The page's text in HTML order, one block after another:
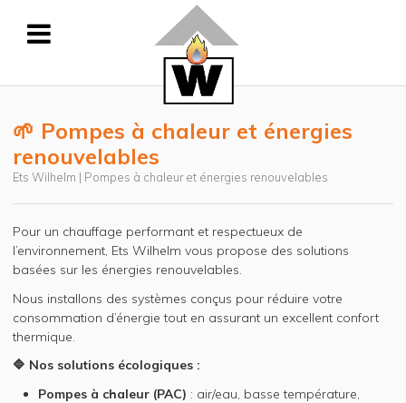
🌱 Pompes à chaleur et énergies
renouvelables
Ets Wilhelm | Pompes à chaleur et énergies renouvelables
Pour un chauffage performant et respectueux de
l’environnement, Ets Wilhelm vous propose des solutions
basées sur les énergies renouvelables.
Nous installons des systèmes conçus pour réduire votre
consommation d’énergie tout en assurant un excellent confort
thermique.
🔷 Nos solutions écologiques :
Pompes à chaleur (PAC) : air/eau, basse température,